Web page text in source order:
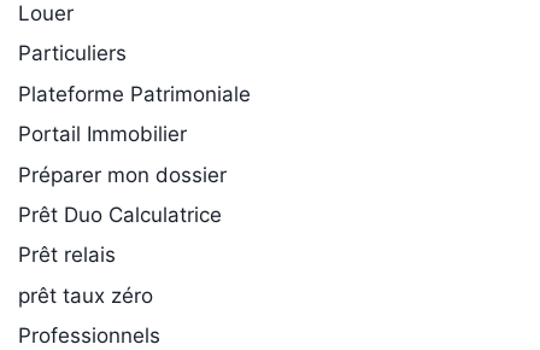
Louer
Particuliers
Plateforme Patrimoniale
Portail Immobilier
Préparer mon dossier
Prêt Duo Calculatrice
Prêt relais
prêt taux zéro
Professionnels